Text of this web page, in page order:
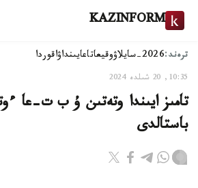
KAZINFORM
ترەند:2026-سايلاۋ وقيعاتاعايىنداۋاقوردا
10:35, 20 شىلدە 2024
تامىز ايىندا وتەتىن ۇ ب ت-عا
باستالدى